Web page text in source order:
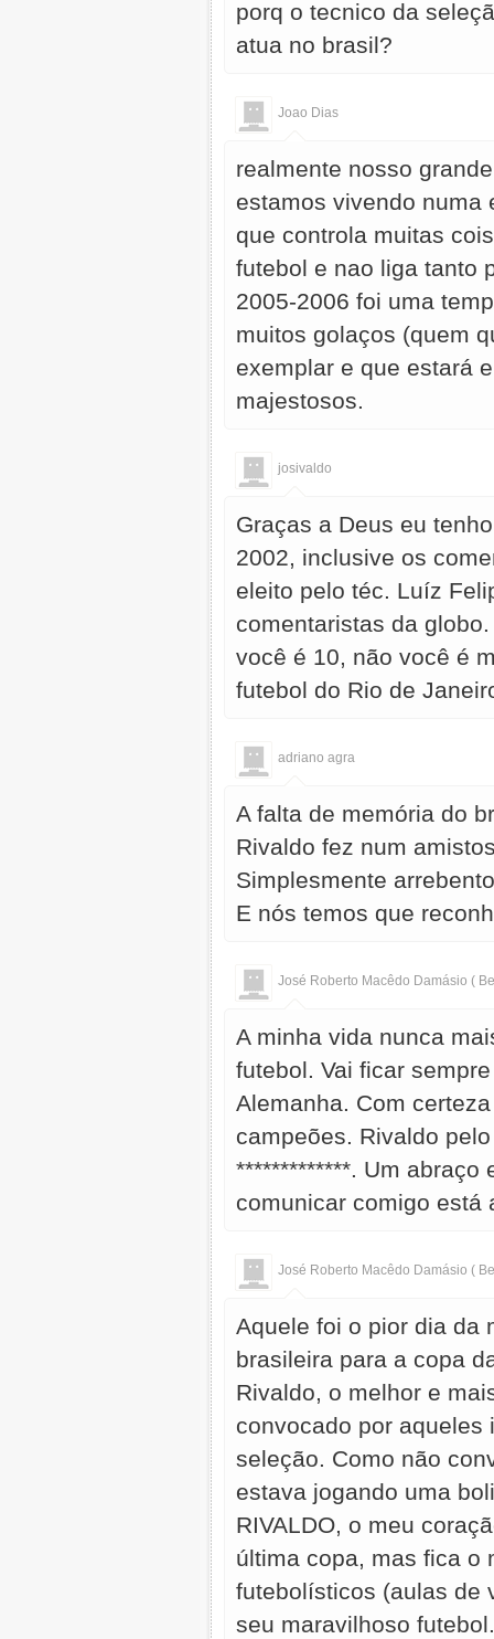
porq o tecnico da
atua no brasil?
Joao Dias
realmente nosso
estamos vivendo numa
que controla muitas
futebol e nao liga tanto
2005-2006 foi uma
muitos golaços (quem
exemplar e que estará
majestosos.
josivaldo
Graças a Deus eu
2002, inclusive os
eleito pelo téc. Luíz
comentaristas da
você é 10, não você é
futebol do Rio de
adriano agra
A falta de memória do
Rivaldo fez num
Simplesmente
E nós temos que
José Roberto Macêdo Damásio (
A minha vida nunca
futebol. Vai ficar
Alemanha. Com
campeões. Rivaldo
*************. Um
comunicar comigo está
José Roberto Macêdo Damásio (
Aquele foi o pior dia da
brasileira para a copa
Rivaldo, o melhor e
convocado por aqueles
seleção. Como não
estava jogando uma
RIVALDO, o meu
última copa, mas fica o
futebolísticos (aulas de
seu maravilhoso